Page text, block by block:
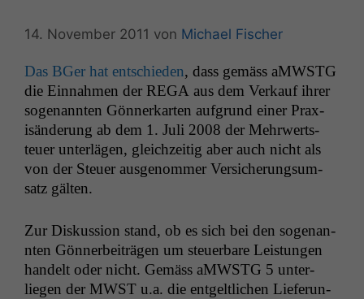
14. November 2011 von Michael Fischer
Das BGer hat entsch­ieden, dass gemäss aMW­STG
die Ein­nah­men der REGA aus dem Verkauf ihrer
soge­nan­nten Gön­nerkarten auf­grund ein­er Prax­
isän­derung ab dem 1. Juli 2008 der Mehrw­ert­s­
teuer unter­lä­gen, gle­ichzeit­ig aber auch nicht als
von der Steuer ausgenom­mer Ver­sicherung­sum­
satz gälten.
Zur Diskus­sion stand, ob es sich bei den soge­nan­
nten Gön­ner­beiträ­gen um steuer­bare Leis­tun­gen
han­delt oder nicht. Gemäss aMW­STG 5 unter­
liegen der MWST u.a. die ent­geltlichen Liefer­un­